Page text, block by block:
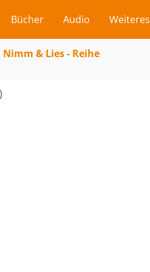
Bücher Audio Weiteres
Nimm & Lies - Reihe